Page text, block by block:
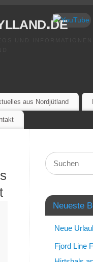
aus Nordjütland
Neueste
Neue
Fjord Line